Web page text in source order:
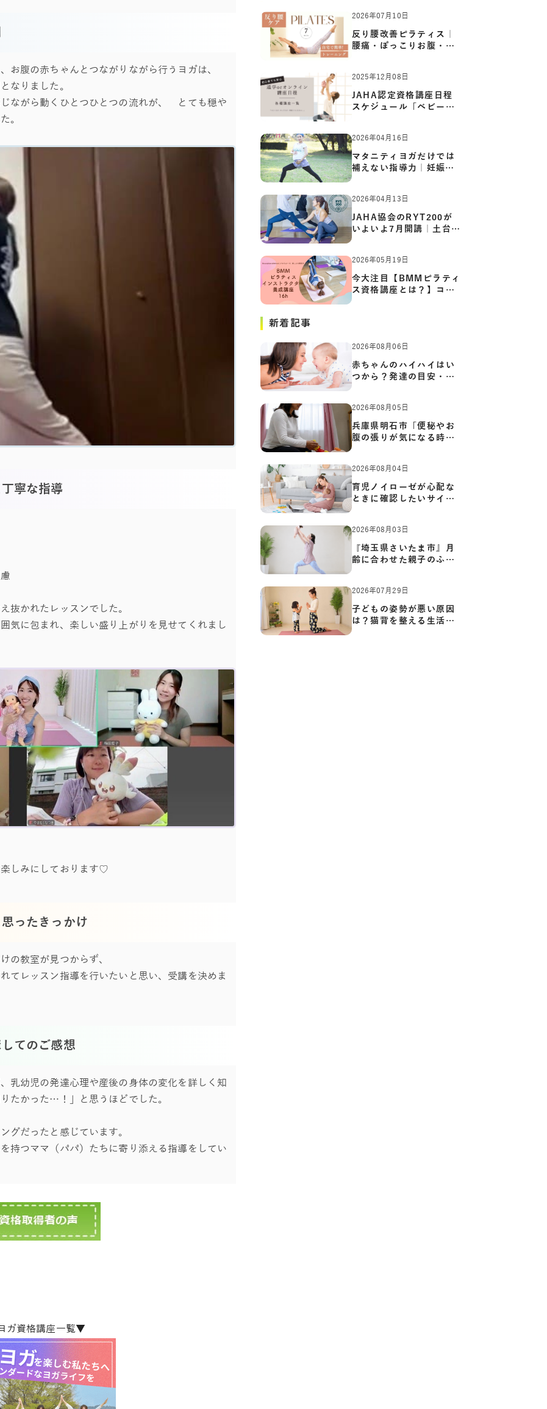
お腹の赤ちゃんとつながりながら行うヨガは、
なりました。
ながら動くひとつひとつの流れが、 とても穏や
。
寧な指導
抜かれたレッスンでした。
気に包まれ、楽しい盛り上がりを見せてくれまし
しみにしております♡
ったきっかけ
の教室が見つからず、
てレッスン指導を行いたいと思い、受講を決めま
てのご感想
乳幼児の発達心理や産後の身体の変化を詳しく知
たかった…！」と思うほどでした。
グだったと感じています。
持つママ（パパ）たちに寄り添える指導をしてい
ガ資格講座一覧▼
2026年07月10日
反り腰改善ピラティス｜
腰痛・ぽっこりお腹・姿
2025年12月08日
JAHA認定資格講座日程
スケジュール「ベビーヨ
2026年04月16日
マタニティヨガだけでは
補えない指導力｜妊娠期
の体…
2026年04月13日
JAHA協会のRYT200が
いよいよ7月開講｜土台か
ら応用ま…
2026年05月19日
今大注目【BMMピラティ
ス資格講座とは？】コア
からカ…
新着記事
2026年08月06日
赤ちゃんのハイハイはい
つから？発達の目安・練
習方…
2026年08月05日
兵庫県明石市「便秘やお
腹の張りが気になる時に
知っ…
2026年08月04日
育児ノイローゼが心配な
ときに確認したいサイン
と心…
2026年08月03日
『埼玉県さいたま市』月
齢に合わせた親子のふれ
あい…
2026年07月29日
子どもの姿勢が悪い原因
は？猫背を整える生活習
慣と…